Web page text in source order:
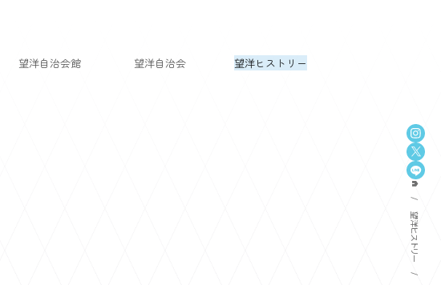
望洋自治会館 望洋自治会 望洋ヒストリー
home
望洋ヒストリー